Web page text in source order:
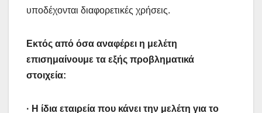
υποδέχονται διαφορετικές χρήσεις.
Εκτός από όσα αναφέρει η μελέτη
επισημαίνουμε τα εξής προβληματικά
στοιχεία:
· Η ίδια εταιρεία που κάνει την μελέτη για το